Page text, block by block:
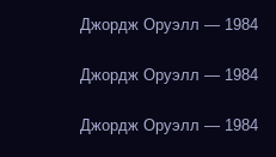
Джордж Оруэлл — 1984
Джордж Оруэлл — 1984
Джордж Оруэлл — 1984